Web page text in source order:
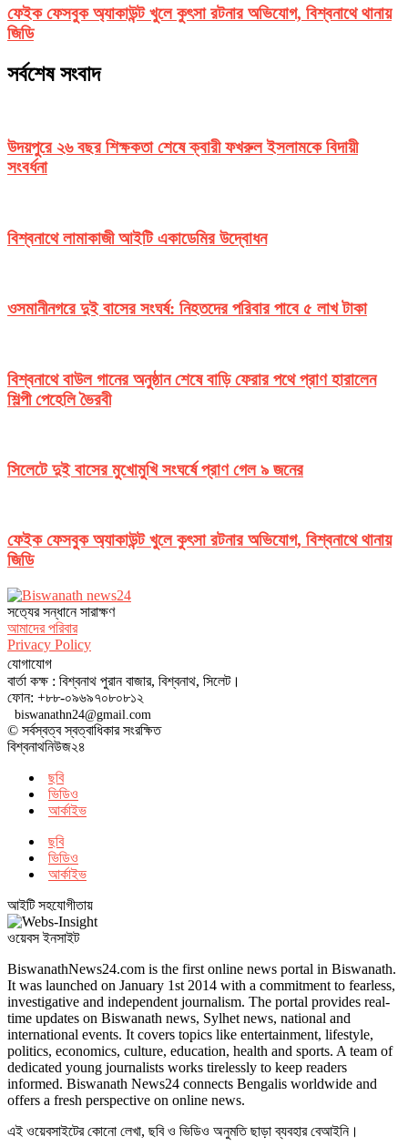
ফেইক ফেসবুক অ্যাকাউন্ট খুলে কুৎসা রটনার অভিযোগ, বিশ্বনাথে থানায়
জিডি
সর্বশেষ সংবাদ
উদয়পুরে ২৬ বছর শিক্ষকতা শেষে ক্বারী ফখরুল ইসলামকে বিদায়ী
সংবর্ধনা
বিশ্বনাথে লামাকাজী আইটি একাডেমির উদ্বোধন
ওসমানীনগরে দুই বাসের সংঘর্ষ: নিহতদের পরিবার পাবে ৫ লাখ টাকা
বিশ্বনাথে বাউল গানের অনুষ্ঠান শেষে বাড়ি ফেরার পথে প্রাণ হারালেন
শিল্পী পেহেলি ভৈরবী
সিলেটে দুই বাসের মুখোমুখি সংঘর্ষে প্রাণ গেল ৯ জনের
ফেইক ফেসবুক অ্যাকাউন্ট খুলে কুৎসা রটনার অভিযোগ, বিশ্বনাথে থানায়
জিডি
সত‌্যের সন্ধানে সারাক্ষণ
আমাদের পরিবার
Privacy Policy
যোগাযোগ
বার্তা কক্ষ : বিশ্বনাথ পুরান বাজার, বিশ্বনাথ, সিলেট।
ফোন: +৮৮-০৯৬৯৭০৮০৮১২
biswanathn24@gmail.com
© সর্বস্বত্ব স্বত্বাধিকার সংরক্ষিত
বিশ্বনাথনিউজ২৪
ছবি
ভিডিও
আর্কাইভ
ছবি
ভিডিও
আর্কাইভ
আইটি সহযোগীতায়
ওয়েবস ইনসাইট
BiswanathNews24.com is the first online news portal in Biswanath.
It was launched on January 1st 2014 with a commitment to fearless,
investigative and independent journalism. The portal provides real-
time updates on Biswanath news, Sylhet news, national and
international events. It covers topics like entertainment, lifestyle,
politics, economics, culture, education, health and sports. A team of
dedicated young journalists works tirelessly to keep readers
informed. Biswanath News24 connects Bengalis worldwide and
offers a fresh perspective on online news.
এই ওয়েবসাইটের কোনো লেখা, ছবি ও ভিডিও অনুমতি ছাড়া ব্যবহার বেআইনি।